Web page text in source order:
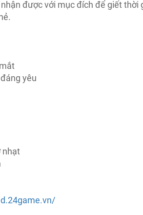
được với mục đích để giết thời
yêu
nhạt